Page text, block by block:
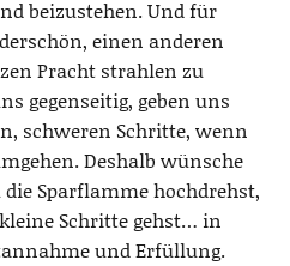
beizustehen. Und für
einen anderen
Pracht strahlen zu
gegenseitig, geben uns
schweren Schritte, wenn
Deshalb wünsche
Sparflamme hochdrehst,
Schritte gehst… in
und Erfüllung.